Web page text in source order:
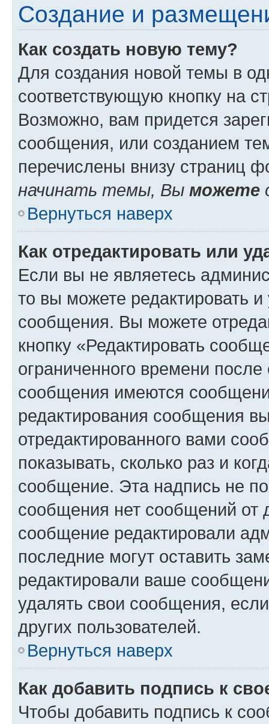
Создание и
Как создать новую тему?
Для создания новой темы в
соответствующую кнопку на
Возможно, вам придется
сообщения, или созданием
перечислены внизу страниц
начинать темы, Вы можете
Вернуться наверх
Как отредактировать или
Если вы не являетесь
то вы можете редактировать
сообщения. Вы можете
кнопку «Редактировать
ограниченного времени
сообщения имеются
редактирования сообщения
отредактированного вами
показывать, сколько раз и
сообщение. Эта надпись не
сообщения нет сообщений от
сообщение редактировали
последние могут оставить
редактировали ваше
удалять свои сообщения,
других пользователей.
Вернуться наверх
Как добавить подпись к
Чтобы добавить подпись к